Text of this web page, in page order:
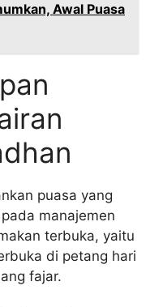
Awal Puasa
puasa yang
manajemen
terbuka, yaitu
di petang hari
fajar.